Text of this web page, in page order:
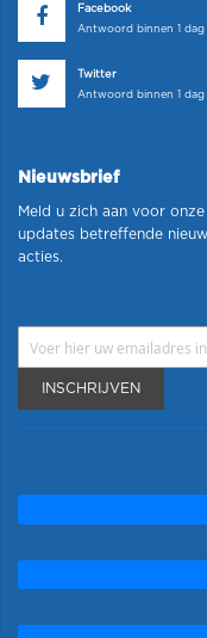
Facebook
Antwoord binnen 1 dag
Twitter
Antwoord binnen 1 dag
Nieuwsbrief
Meld u zich aan voor
updates betreffende
acties.
INSCHRIJVEN